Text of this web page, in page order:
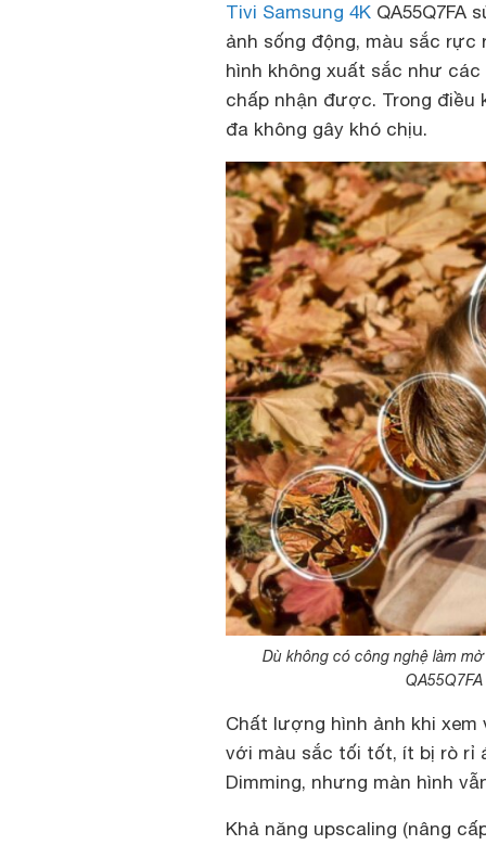
Tivi Samsung 4K QA55Q7FA
ảnh sống động, màu sắc
hình không xuất sắc như
chấp nhận được. Trong điều
đa không gây khó chịu.
Dù không có công nghệ làm
Chất lượng hình ảnh khi
với màu sắc tối tốt, ít bị rò rỉ
Dimming, nhưng màn hình
Khả năng upscaling (nâng